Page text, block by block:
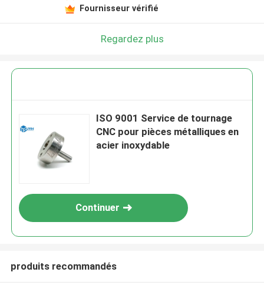
Fournisseur vérifié
Regardez plus
ISO 9001 Service de tournage
CNC pour pièces métalliques en
acier inoxydable
Continuer
produits recommandés